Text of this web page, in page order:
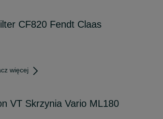
CF820 Fendt Claas
więcej
VT Skrzynia Vario ML180